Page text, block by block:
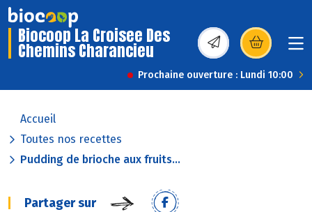
Biocoop La Croisee Des
Chemins Charancieu (s’ouvre dans une
Prochaine ouverture : Lundi 10:00
Accueil
Toutes nos recettes
Pudding de brioche aux fruits...
Partager sur